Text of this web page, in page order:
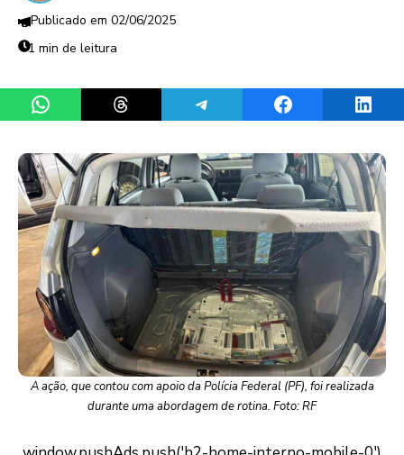
02/06/2025
1 min de leitura
Share on WhatsAppShare on ThreadsShare on TelegramShare on Facebook
A ação, que contou com apoio da Polícia Federal (PF), foi realizada
durante uma abordagem de rotina. Foto: RF